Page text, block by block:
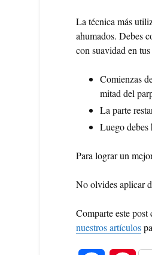
La técnica más
ahumados. Debes
con suavidad en
Comienzas
mitad del
La parte
Luego debes
Para lograr un
No olvides aplicar
Comparte este
nuestros artículos